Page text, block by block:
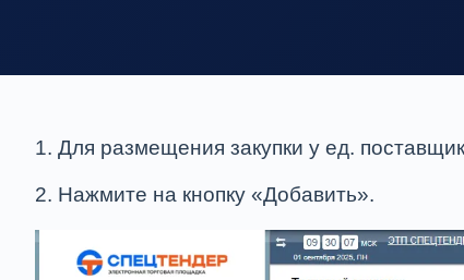
1. Для размещения закупки у ед.
2. Нажмите на кнопку «Добавить».